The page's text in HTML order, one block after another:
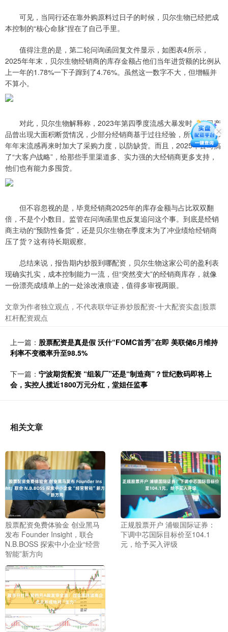
可见，当同行还在靠外购原料过日子的时候，贝尔生物已经把成
本控制的“核心命脉”捏在了自己手里。
值得注意的是，第二轮问询函回复文件显示，如图表4所示，
2025年年末，贝尔生物经销商的库存金额占他们当年进货额的比例从
上一年的1.78%一下子蹿到了4.76%。虽然这一数字不大，但增幅并
不算小。
对此，贝尔生物解释称，2023年第四季度流感大暴发时，公司产
品曾出现大面积断货情况，少部分经销商基于过往经验，所以，2025
年年末流感再来时加大了采购力度，以防缺货。而且，2025年公司搞
了“大客户战略”，给那些手里渠道多、实力强的大经销商更多支持，
他们也有能力多囤货。
但不容忽视的是，毕竟经销商2025年的库存金额与占比双双翻
倍，不是个小数目。监管在问询函里也反复追问这个事。到底是经销
商主动的“预防性备货”，还是贝尔生物在季度末为了冲业绩给经销商
压了货？这有待长期观察。
总结来说，报告期内炒股到哪配资，贝尔生物这家公司的盈利表
现确实扎实，成本控制能力一流，但“突然变大”的经销商库存，就像
一份漂亮成绩单上的一处涂改液痕迹，值得多审视两眼。
文章为作者独立观点，不代表联华证券炒股配资-十大配资实盘|股票
杠杆配资观点
上一篇： 股票配资是真是假 沃什“FOMC首秀”在即 美联储6月维持
利率不变概率升至98.5%
下一篇： 宁波期货配资 “组装厂”还是“制造商”？世纪数码即将上
会，实控人揽近1800万元分红，堂姐任监事
相关文章
股票配资免费体验金 创业黑马
发布 Founder Insight，联合
N.B.BOSS 探索中小企业“经营
智能”新方向
正规股票开户 浦银国际证券：
下调中芯国际目标价至104.1
元，给予买入评级